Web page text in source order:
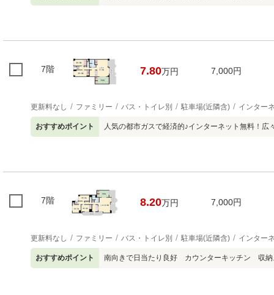
7階 7.80万円 7,000円
更新料なし ファミリー バス・トイレ別 駐車場(近隣含) インター
おすすめポイント 人気の都市ガスで経済的♪インターネット無料！
7階 8.20万円 7,000円
更新料なし ファミリー バス・トイレ別 駐車場(近隣含) インター
おすすめポイント 南向きで日当たり良好 カウンターキッチン 収